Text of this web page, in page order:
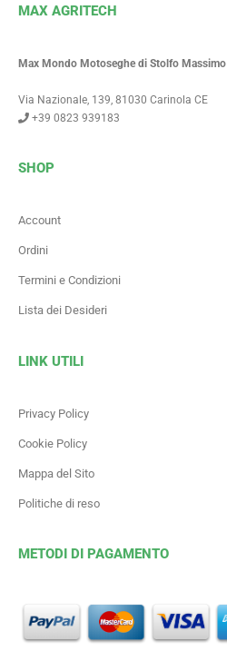
MAX AGRITECH
Max Mondo Motoseghe di Stolfo Massimo
Via Nazionale, 139, 81030 Carinola CE
+39 0823 939183
SHOP
Account
Ordini
Termini e Condizioni
Lista dei Desideri
LINK UTILI
Privacy Policy
Cookie Policy
Mappa del Sito
Politiche di reso
METODI DI PAGAMENTO